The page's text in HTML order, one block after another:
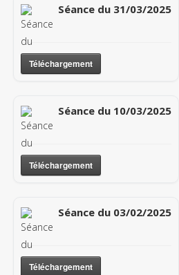
Séance du 31/03/2025
Téléchargement
Séance du 10/03/2025
Téléchargement
Séance du 03/02/2025
Téléchargement